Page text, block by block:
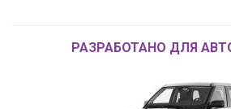
РАЗРАБОТАНО ДЛЯ